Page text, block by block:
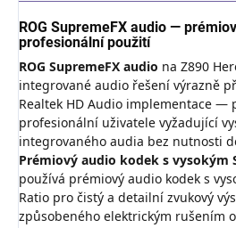
ROG SupremeFX audio —
profesionální použití
ROG SupremeFX audio na Z890
integrované audio řešení výrazně
Realtek HD Audio implementace —
profesionální uživatele vyžadující
integrovaného audia bez nutnosti
Prémiový audio kodek s vysokým
používá prémiový audio kodek s
Ratio pro čistý a detailní zvukový
způsobeného elektrickým rušením